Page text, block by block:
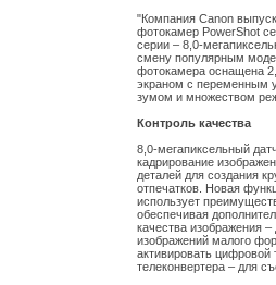
"Компания Сanon
фотокамер PowerShot
серии – 8,0-
смену популярным
фотокамера оснащена
экраном с переменным
зумом и множеством
Контроль качества
8,0-мегапиксельный
кадрирование
деталей для создания
отпечатков. Новая
использует
обеспечивая
качества изображения
изображений малого
активировать цифровой
телеконвертера – для